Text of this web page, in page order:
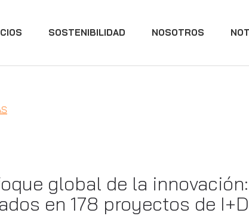
SOSTENIBILIDAD NOSOTROS
global de la
en 178 proyectos de